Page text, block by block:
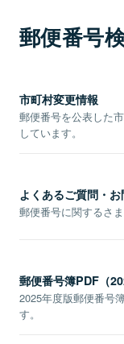
郵便番号
市町村変更情報
郵便番号を公表した
しています。
よくあるご質問・
郵便番号に関するさ
郵便番号簿PDF（
2025年度版郵便番号
す。